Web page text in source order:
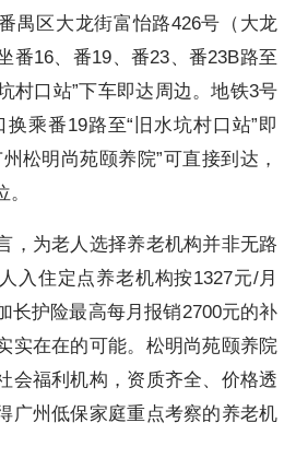
禺区大龙街富怡路426号（大龙
番16、番19、番23、番23B路至
村口站”下车即达周边。地铁3号
换乘番19路至“旧水坑村口站”即
松明尚苑颐养院”可直接到达，
，为老人选择养老机构并非无路
入住定点养老机构按1327元/月
长护险最高每月报销2700元的补
实在在的可能。松明尚苑颐养院
会福利机构，资质齐全、价格透
广州低保家庭重点考察的养老机